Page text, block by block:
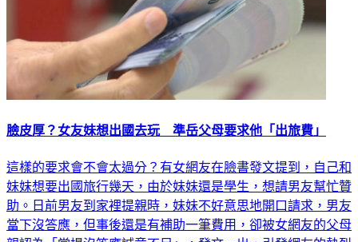
臉皮厚？女友妹想出國去玩 準岳父母要求他「出旅費」
這樣的要求會不會太過分？有女網友在臉書發文提到，自己和
妹妹想要出國旅行幾天，由於妹妹還是學生，想請男友幫忙贊
助。日前男友到家裡提親時，妹妹不好意思地開口請求，男友
當下沒答應，但事後還是有補助一筆費用，卻被女網友的父母